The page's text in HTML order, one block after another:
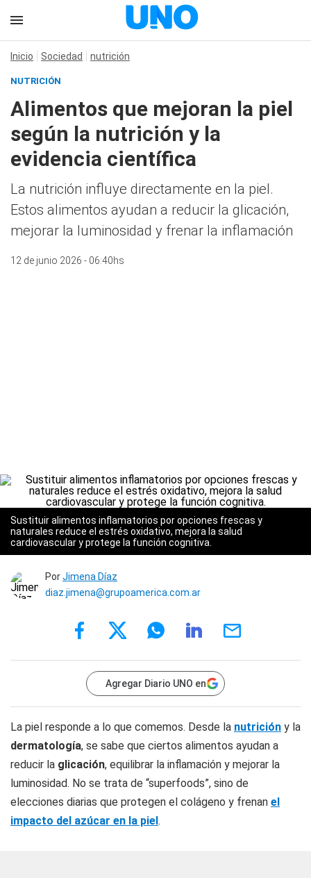
Inicio Sociedad nutrición
NUTRICIÓN
Alimentos que mejoran la piel
según la nutrición y la
evidencia científica
La nutrición influye directamente en la piel.
Estos alimentos ayudan a reducir la glicación,
mejorar la luminosidad y frenar la inflamación
12 de junio 2026 - 06:40hs
Sustituir alimentos inflamatorios por opciones frescas y
naturales reduce el estrés oxidativo, mejora la salud
cardiovascular y protege la función cognitiva.
PorJimena Díaz
diaz.jimena@grupoamerica.com.ar
Agregar Diario UNO en
La piel responde a lo que comemos. Desde la nutrición y la
dermatología, se sabe que ciertos alimentos ayudan a
reducir la glicación, equilibrar la inflamación y mejorar la
luminosidad. No se trata de “superfoods”, sino de
elecciones diarias que protegen el colágeno y frenan el
impacto del azúcar en la piel.